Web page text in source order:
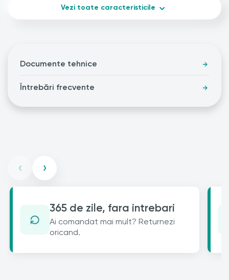
Vezi toate caracteristicile
Documente tehnice
Întrebări frecvente
‹ ›
365 de zile, fara intrebari
Ai comandat mai mult? Returnezi
oricand.